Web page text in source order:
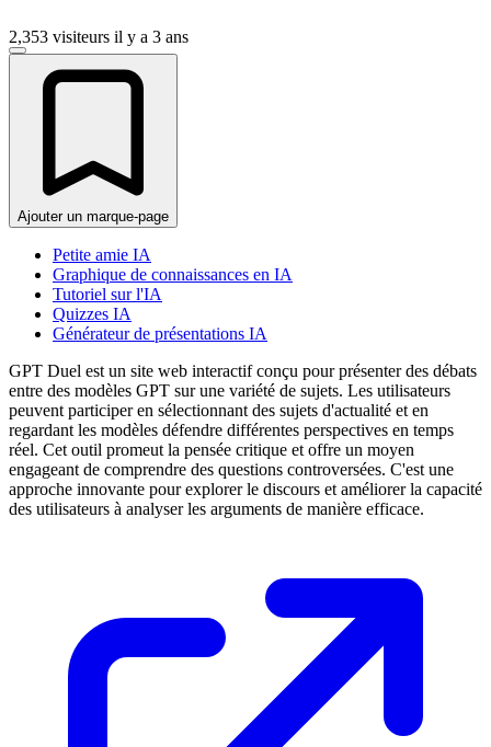
2,353 visiteurs il y a 3 ans
Ajouter un marque-page
Petite amie IA
Graphique de connaissances en IA
Tutoriel sur l'IA
Quizzes IA
Générateur de présentations IA
GPT Duel est un site web interactif conçu pour présenter des débats
entre des modèles GPT sur une variété de sujets. Les utilisateurs
peuvent participer en sélectionnant des sujets d'actualité et en
regardant les modèles défendre différentes perspectives en temps
réel. Cet outil promeut la pensée critique et offre un moyen
engageant de comprendre des questions controversées. C'est une
approche innovante pour explorer le discours et améliorer la capacité
des utilisateurs à analyser les arguments de manière efficace.